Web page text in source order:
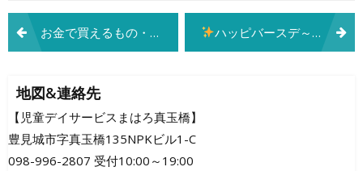
投
稿
ナ
ビ
ゲ
お金で買えるもの・買えないもの劇場 ハッピバースデ～ まはろ～
地図&連絡先
【児童デイサービスまはろ真玉橋】
豊見城市字真玉橋135NPKビル1-C
098-996-2807 受付10:00～19:00